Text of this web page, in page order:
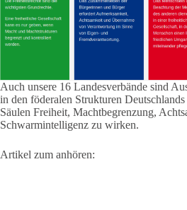
Auch unsere 16 Landesverbände sind
in den föderalen Strukturen
Säulen Freiheit, Machtbegrenzung,
Schwarmintelligenz zu wirken.
Artikel zum anhören: